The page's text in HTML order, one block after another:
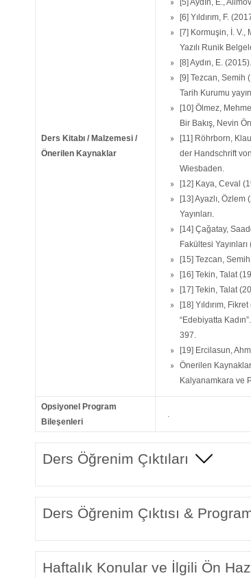
Ders Kitabı / Malzemesi /
Önerilen Kaynaklar
[5] Aydın, E.,
[6] Yıldırım, F.
[7] Kormuşin, İ. V.,
Yazılı Runik
[8] Aydın, E.
[9] Tezcan, Semih
Tarih Kurumu
[10] Ölmez,
Bir Bakış, Nevin
[11] Röhrborn,
der Handschrift
Wiesbaden.
[12] Kaya, Ceval
[13] Ayazlı, Özlem
Yayınları.
[14] Çağatay,
Fakültesi Yayınları
[15] Tezcan,
[16] Tekin, Talat
[17] Tekin, Talat
[18] Yıldırım,
“Edebiyatta
397.
[19] Ercilasun,
Önerilen
Kalyanamkara ve
Opsiyonel Program
Bileşenleri
.
Ders Öğrenim Çıktıları
Ders Öğrenim Çıktısı &
Haftalık Konular ve İlgili Ön